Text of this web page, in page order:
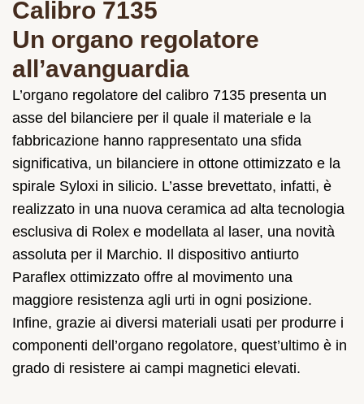
Calibro 7135
Un organo regolatore
all’avanguardia
L’organo regolatore del calibro 7135 presenta un
asse del bilanciere per il quale il materiale e la
fabbricazione hanno rappresentato una sfida
significativa, un bilanciere in ottone ottimizzato e la
spirale Syloxi in silicio. L’asse brevettato, infatti, è
realizzato in una nuova ceramica ad alta tecnologia
esclusiva di Rolex e modellata al laser, una novità
assoluta per il Marchio. Il dispositivo antiurto
Paraflex ottimizzato offre al movimento una
maggiore resistenza agli urti in ogni posizione.
Infine, grazie ai diversi materiali usati per produrre i
componenti dell’organo regolatore, quest’ultimo è in
grado di resistere ai campi magnetici elevati.